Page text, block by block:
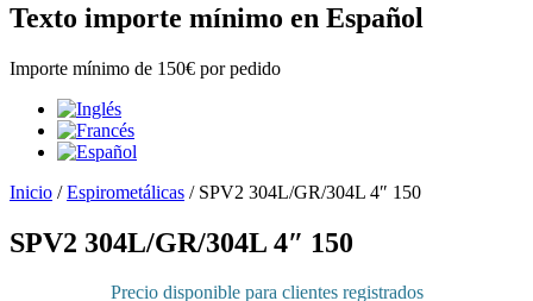
Texto importe mínimo en Español
Importe mínimo de 150€ por pedido
Inicio /Espirometálicas / SPV2 304L/GR/304L 4″ 150
SPV2 304L/GR/304L 4″ 150
Precio disponible para clientes registrados